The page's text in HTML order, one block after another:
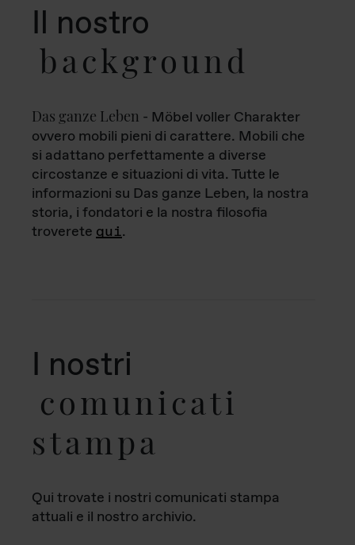
Il nostro
background
Das ganze Leben - Möbel voller Charakter
ovvero mobili pieni di carattere. Mobili che
si adattano perfettamente a diverse
circostanze e situazioni di vita. Tutte le
informazioni su Das ganze Leben, la nostra
storia, i fondatori e la nostra filosofia
troverete qui.
I nostri
comunicati
stampa
Qui trovate i nostri comunicati stampa
attuali e il nostro archivio.